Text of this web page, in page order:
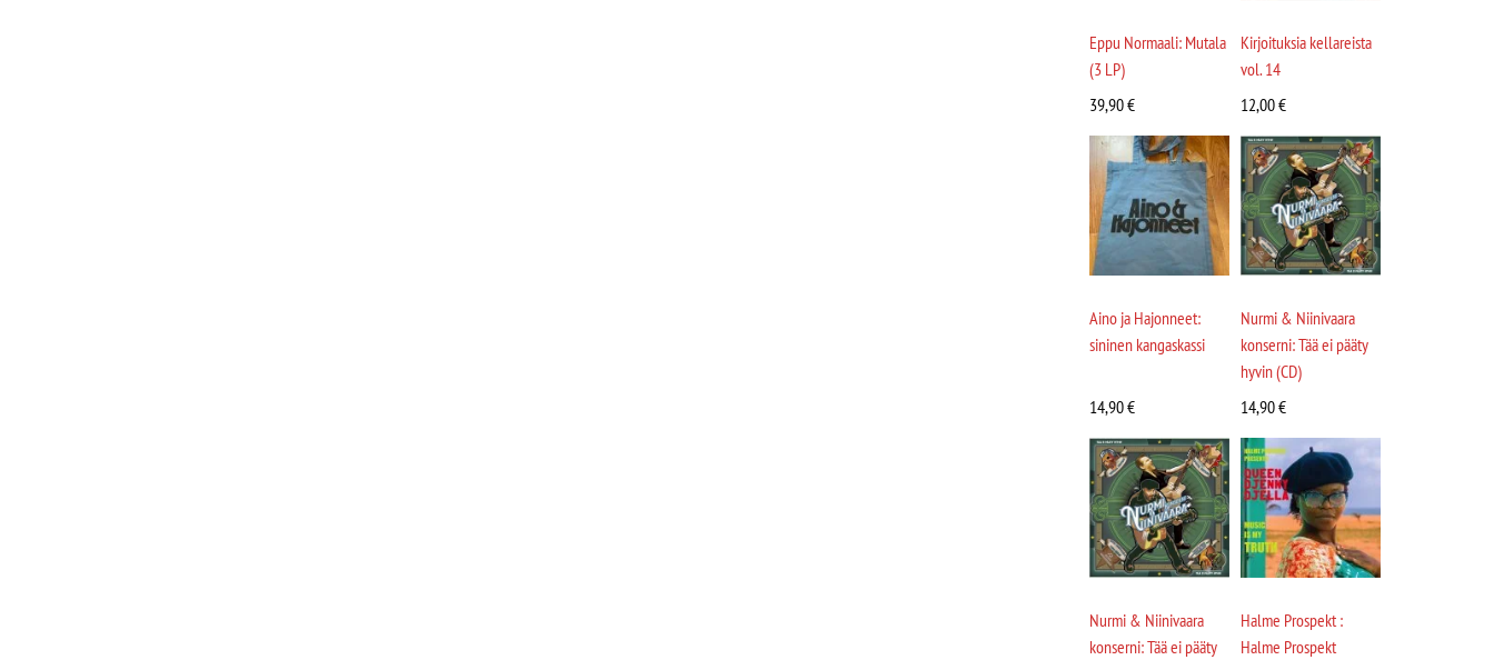
Eppu Normaali: Mutala
(3 LP)
39,90€
Kirjoituksia kellareista
vol. 14
12,00€
Aino ja Hajonneet:
sininen kangaskassi
14,90€
Nurmi & Niinivaara
konserni: Tää ei pääty
hyvin (CD)
14,90€
Nurmi & Niinivaara
konserni: Tää ei pääty
Halme Prospekt :
Halme Prospekt